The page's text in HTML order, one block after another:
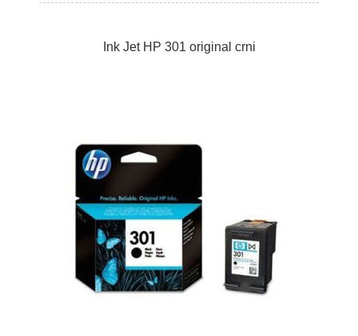
Ink Jet HP 301 original crni